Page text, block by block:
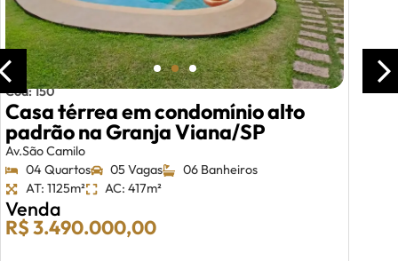
Cód: 150
Casa térrea em condomínio alto
padrão na Granja Viana/SP
Av.São Camilo
04 Quartos
05 Vagas
06 Banheiros
AT: 1125m²
AC: 417m²
Venda
R$ 3.490.000,00